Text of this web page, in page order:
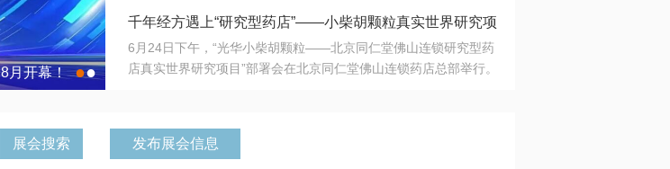
月开幕！ 7.17 成都｜药交会·区域增长大会，赋能工商对接、终端运营
●●
算力突围；从中药创新、复杂药物制剂、CGT、多肽与小核酸的技
术攻坚，到CDMO的柔性智造。 我们致力于打破壁垒，让“实验
室”与“生产线”、“研发端”与“支付端”深度对话，更让监管、产业、资
域增量份额夯实西南市场战略布局
千年经方遇上“研究型药店”——小柴胡颗粒真实世界研究项
目在北京同仁堂佛山连锁启动
6月24日下午，“光华小柴胡颗粒——北京同仁堂佛山连锁研究型药
店真实世界研究项目”部署会在北京同仁堂佛山连锁药店总部举行。
发布展会信息